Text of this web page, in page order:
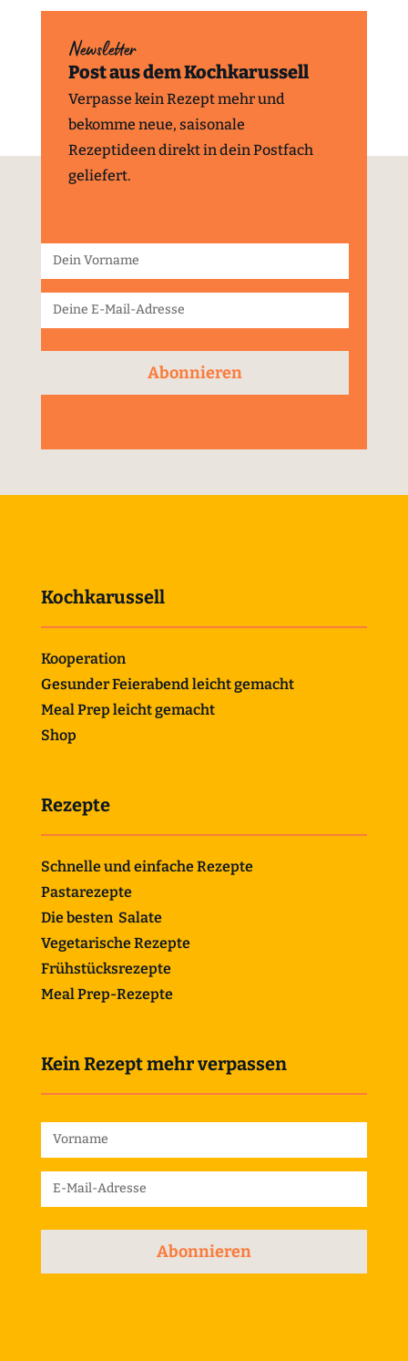
Newsletter
Post aus dem Kochkarussell
Verpasse kein Rezept mehr und
bekomme neue, saisonale
Rezeptideen direkt in dein Postfach
geliefert.
Abonnieren
Kochkarussell
Kooperation
Gesunder Feierabend leicht gemacht
Meal Prep leicht gemacht
Shop
Rezepte
Schnelle und einfache Rezepte
Pastarezepte
Die besten Salate
Vegetarische Rezepte
Frühstücksrezepte
Meal Prep-Rezepte
Kein Rezept mehr verpassen
Abonnieren